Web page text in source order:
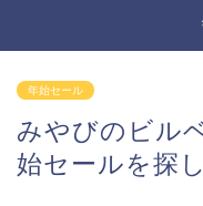
年始セール
みやびのビル
始セールを探